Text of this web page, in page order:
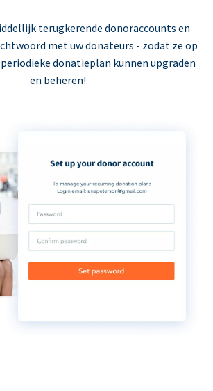
terugkerende donoraccounts en
met uw donateurs - zodat ze op
donatieplan kunnen upgraden
en beheren!